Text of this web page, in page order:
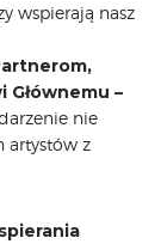
wspierają nasz
–
nie
artystów z